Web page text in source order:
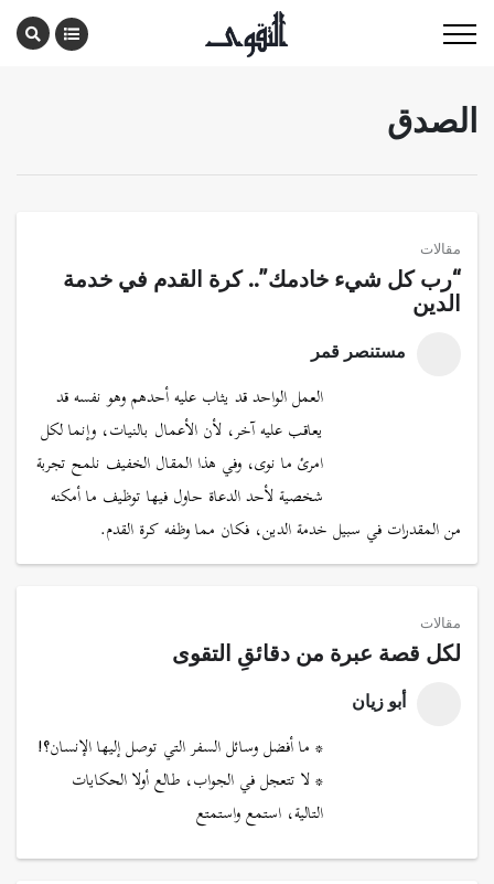
الصدق
مقالات
“رب كل شيء خادمك”.. كرة القدم في خدمة
الدين
مستنصر قمر
العمل الواحد قد يثاب عليه أحدهم وهو نفسه قد
يعاقب عليه آخر، لأن الأعمال بالنيات، وإنما لكل
امرئ ما نوى، وفي هذا المقال الخفيف نلمح تجربة
شخصية لأحد الدعاة حاول فيها توظيف ما أمكنه
من المقدرات في سبيل خدمة الدين، فكان مما وظفه كرة القدم.
مقالات
لكل قصة عبرة من دقائقِ التقوى
أبو زيان
* ما أفضل وسائل السفر التي توصل إليها الإنسان؟!
* لا تتعجل في الجواب، طالع أولا الحكايات
التالية، استمع واستمتع